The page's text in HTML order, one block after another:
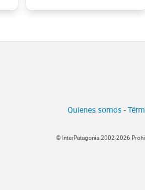
Quienes somos-
© InterPatagonia 2002-2026